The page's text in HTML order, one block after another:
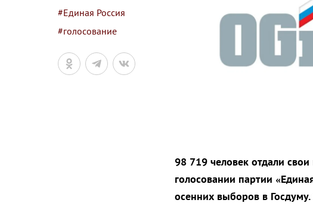
#Единая Россия
#голосование
98 719 человек отдали
голосовании партии
осенних выборов в